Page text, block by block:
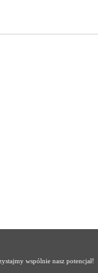
wspólnie nasz potencjał!